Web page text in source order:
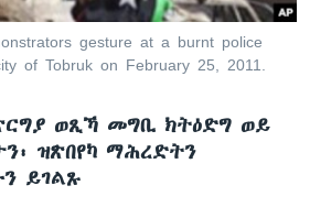
gesture at a burnt police
of Tobruk on February 25, 2011.
ወጺኻ መግቢ ክትዕድግ ወይ
ዝጽበየካ ማሕረድትን
ይገልጹ